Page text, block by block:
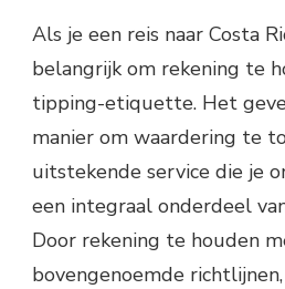
Als je een reis naar Costa
belangrijk om rekening te
tipping-etiquette. Het
manier om waardering te
uitstekende service die je
een integraal onderdeel
Door rekening te houden
bovengenoemde